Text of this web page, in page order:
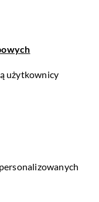
użytkownicy